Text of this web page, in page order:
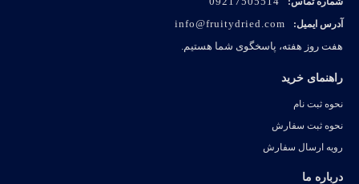
آدرس ایمیل:
info@fruitydried.com
هفت روز هفته، پاسخگوی شما هستیم.
راهنمای خرید
نحوه ثبت نام
نحوه ثبت سفارش
رویه ارسال سفارش
درباره ما